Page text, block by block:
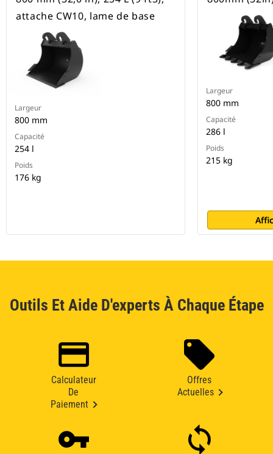
attache CW10, lame de base
Largeur
800 mm
Capacité
254 l
Poids
176 kg
Largeur
800 mm
Capacité
286 l
Poids
215 kg
Outils Et Aide D'experts À Chaque Étape
Calculateur
De
Paiement
Offres
Actuelles